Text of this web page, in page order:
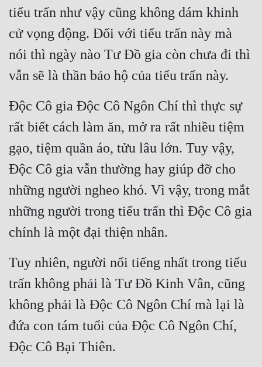
Đẹp Hiệp
Tính Cách Nhân Vật :
Cơ Trí
Vô Sỉ
Điềm Đạm
tiểu trấn như vậy cũng không dám khinh
cử vọng động. Đối với tiểu trấn này mà
nói thì ngày nào Tư Đồ gia còn chưa đi thì
vẫn sẽ là thần bảo hộ của tiểu trấn này.
Độc Cô gia Độc Cô Ngôn Chí thì thực sự
rất biết cách làm ăn, mở ra rất nhiều tiệm
gạo, tiệm quần áo, tửu lâu lớn. Tuy vậy,
Độc Cô gia vẫn thường hay giúp đỡ cho
những người ngheo khó. Vì vậy, trong mắt
những người trong tiểu trấn thì Độc Cô gia
chính là một đại thiện nhân.
Tuy nhiên, người nổi tiếng nhất trong tiểu
trấn không phải là Tư Đồ Kinh Vân, cũng
không phải là Độc Cô Ngôn Chí mà lại là
đứa con tám tuổi của Độc Cô Ngôn Chí,
Độc Cô Bại Thiên.